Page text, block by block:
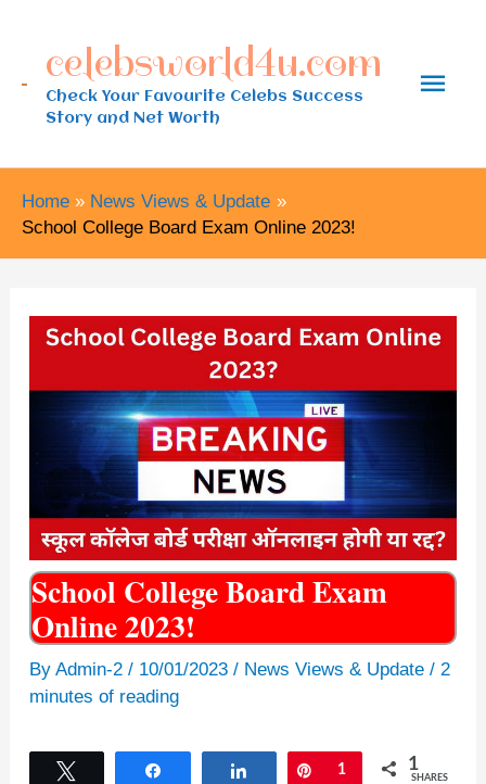
contentcelebsworld4u.com
Check Your Favourite Celebs Success
Story and Net Worth
Main
Home
News Views & Update
School College Board Exam Online 2023!
School College Board Exam
Online 2023!
By Admin-2 / 10/01/2023 / News Views & Update/ 2
minutes of reading
Share Pin
1 1
SHARES